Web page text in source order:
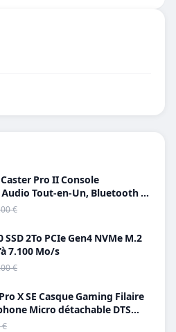
Pro II Console
Tout-en-Un, Bluetooth et
C €
SSD 2To PCIe Gen4 NVMe M.2
7.100 Mo/s
€
X SE Casque Gaming Filaire
Micro détachable DTS
7.1
€